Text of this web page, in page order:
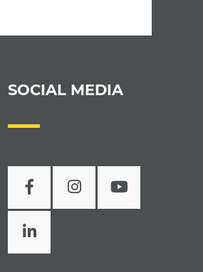
SOCIAL MEDIA